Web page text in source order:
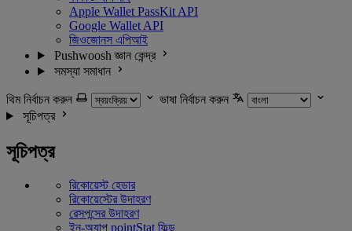
Apple Wallet PassKit API
Google Wallet API
জিওজোনস এপিআই
Pushwoosh জ্ঞান কেন্দ্র
সমস্যা সমাধান
থিম নির্বাচন করুন
ভাষা নির্বাচন করুন
সূচিপত্র
সূচিপত্র
রিকোয়েস্ট হেডার
রিকোয়েস্টের উদাহরণ
রেসপন্সের উদাহরণ
ইন-অ্যাপ pointStat ফিল্ড